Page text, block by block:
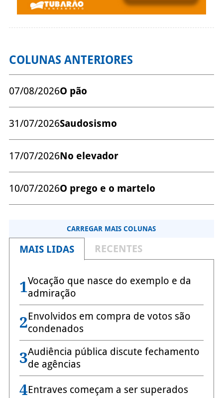
COLUNAS ANTERIORES
07/08/2026O pão
31/07/2026Saudosismo
17/07/2026No elevador
10/07/2026O prego e o martelo
CARREGAR MAIS COLUNAS
MAIS LIDAS RECENTES
1Vocação que nasce do exemplo e da
admiração
2Envolvidos em compra de votos são
condenados
3Audiência pública discute fechamento
de agências
4Entraves começam a ser superados